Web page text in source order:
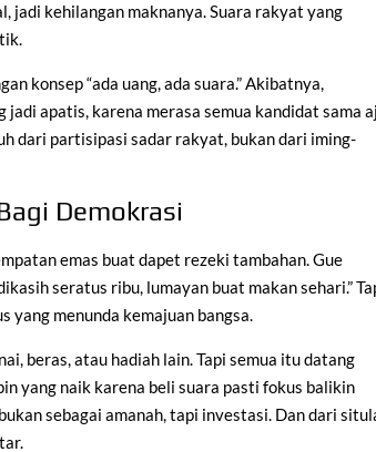
jadi kehilangan maknanya. Suara rakyat yang
konsep “ada uang, ada suara.” Akibatnya,
apatis, karena merasa semua kandidat sama
dari partisipasi sadar rakyat, bukan dari iming-
Demokrasi
emas buat dapet rezeki tambahan. Gue
seratus ribu, lumayan buat makan sehari.”
yang menunda kemajuan bangsa.
beras, atau hadiah lain. Tapi semua itu datang
yang naik karena beli suara pasti fokus balikin
sebagai amanah, tapi investasi. Dan dari